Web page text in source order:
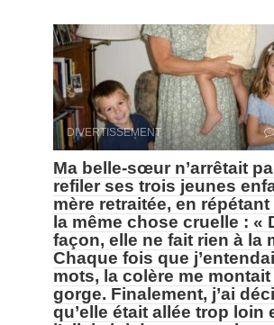
DIVERTISSEMENT
Ma belle-sœur n’arrêtait
refiler ses trois jeunes
mère retraitée, en
la même chose cruelle : «
façon, elle ne fait rien à la
Chaque fois que
mots, la colère me montait
gorge. Finalement, j’ai
qu’elle était allée trop loin